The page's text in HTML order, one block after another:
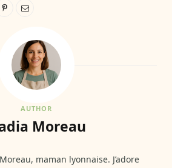
AUTHOR
Moreau
maman lyonnaise. J’adore